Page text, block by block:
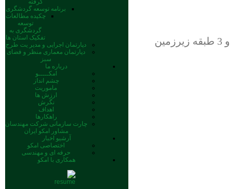
گرفته
برنامه توسعه گردشگری
چکیده مطالعات
توسعه
گردشگری به
تفکیک استان ها
دپارتمان اجرایی و مدیر یت طرح
دپارتمان معماری منظر و فضای
درباره ما
امکـــــو
چشم انداز
ماموریت
ارزش ها
نگرش
اهداف
راهکارها
چارت سازمانی شرکت مهندسان
مشاور امکو ایران
آرشیو اخبار
اختصاصی امکو
حرفه ای و مهندسی
همکاری با امکو